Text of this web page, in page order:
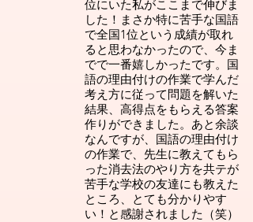
位にいた私がここまで伸びま
した！まさか特に苦手な国語
で全国1位という成績が取れ
ると思わなかったので、今ま
でで一番嬉しかったです。国
語の理由付けの作業で学んだ
考え方に従って問題を解いた
結果、高得点をもらえる答案
作りができました。あと余談
なんですが、国語の理由付け
の作業で、先生に教えてもら
った消去法のやり方を共テが
苦手な学校の友達にも教えた
ところ、とても分かりやす
い！と感謝されました（笑）